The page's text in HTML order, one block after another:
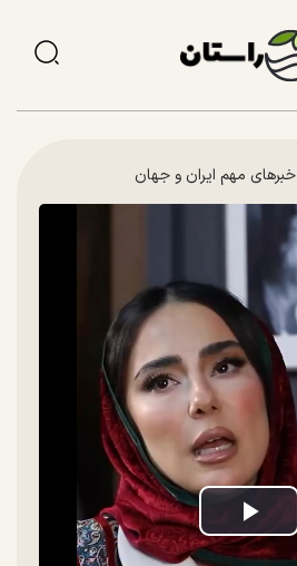
خبرهای مهم ایران و جهان
Play